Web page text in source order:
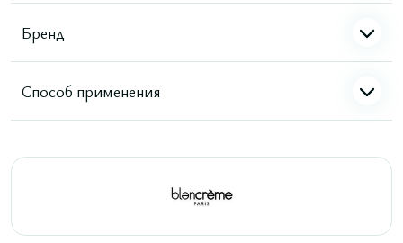
Бренд
Способ применения